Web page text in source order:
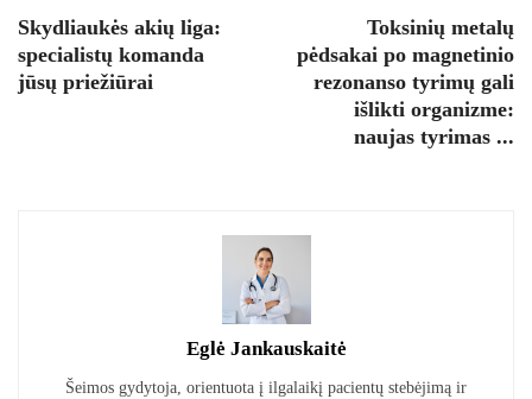
Skydliaukės akių liga:
specialistų komanda
jūsų priežiūrai
Toksinių metalų
pėdsakai po magnetinio
rezonanso tyrimų gali
išlikti organizme:
naujas tyrimas ...
Eglė Jankauskaitė
Šeimos gydytoja, orientuota į ilgalaikį pacientų stebėjimą ir